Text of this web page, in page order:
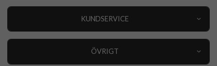
KUNDSERVICE
ÖVRIGT